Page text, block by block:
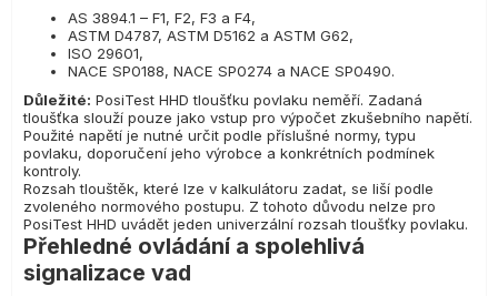
AS 3894.1 – F1, F2, F3 a F4,
ASTM D4787, ASTM D5162 a ASTM G62,
ISO 29601,
NACE SP0188, NACE SP0274 a NACE SP0490.
Důležité: PosiTest HHD tloušťku povlaku neměří. Zadaná
tloušťka slouží pouze jako vstup pro výpočet zkušebního napětí.
Použité napětí je nutné určit podle příslušné normy, typu
povlaku, doporučení jeho výrobce a konkrétních podmínek
kontroly.
Rozsah tlouštěk, které lze v kalkulátoru zadat, se liší podle
zvoleného normového postupu. Z tohoto důvodu nelze pro
PosiTest HHD uvádět jeden univerzální rozsah tloušťky povlaku.
Přehledné ovládání a spolehlivá
signalizace vad